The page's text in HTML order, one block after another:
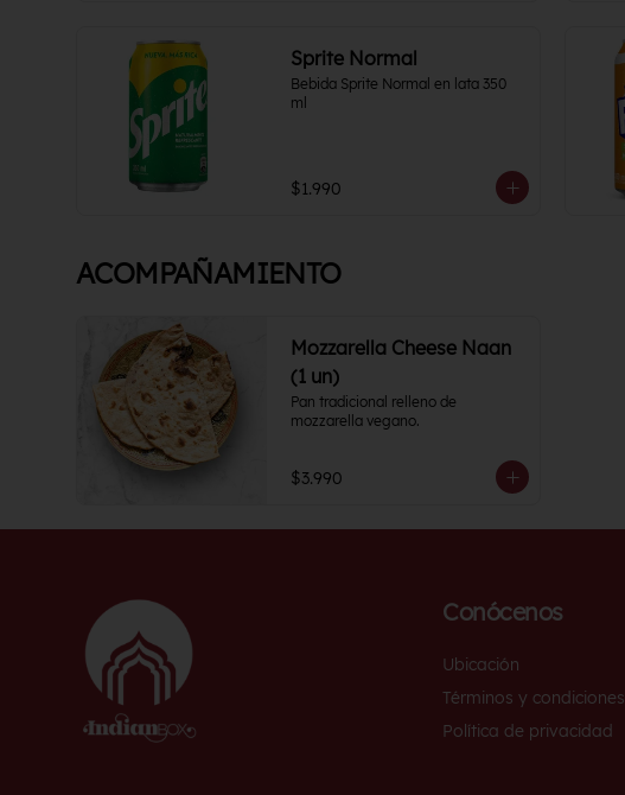
Sprite Normal
Bebida Sprite Normal en lata 350
ml
$1.990
ACOMPAÑAMIENTO
Mozzarella Cheese Naan
(1 un)
Pan tradicional relleno de
mozzarella vegano.
$3.990
Conócenos
Ubicación
Términos y condiciones
Política de privacidad